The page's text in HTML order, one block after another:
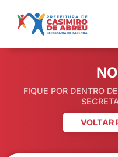
FIQUE POR DENTRO
VOLTAR